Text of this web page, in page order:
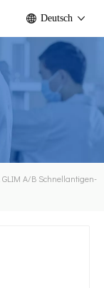
Deutsch
GLIM A/B Schnellantigen-